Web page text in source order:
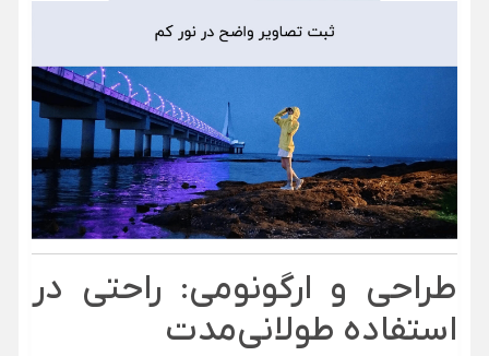
طراحی و ارگونومی: راحتی در
استفاده طولانی‌مدت